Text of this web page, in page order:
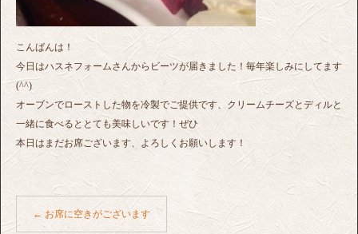
こんばんは！
今日はハスネフォームさんからビーツが届きました！毎年楽しみにしてます
(^^)
オーブンでローストした物を冷製でご提供です、クリームチーズとディルと
一緒に食べるととても美味しいです！ぜひ
本日はまだお席ございます、よろしくお願いします！
← お席に空きがございます